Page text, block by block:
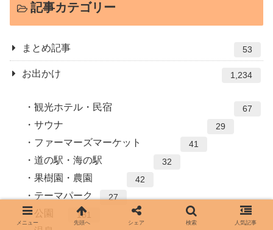
記事カテゴリー
まとめ記事 53
お出かけ 1,234
観光ホテル・民宿 67
サウナ 29
ファーマーズマーケット 41
道の駅・海の駅 32
果樹園・農園 42
テーマパーク 27
公園 181
メニュー 先頭へ シェア 検索 人気記事